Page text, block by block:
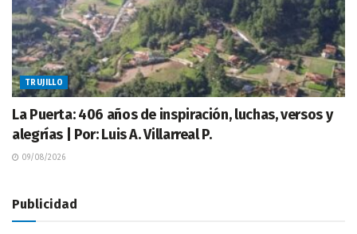
TRUJILLO
La Puerta: 406 años de inspiración, luchas, versos y
alegrías | Por: Luis A. Villarreal P.
09/08/2026
Publicidad